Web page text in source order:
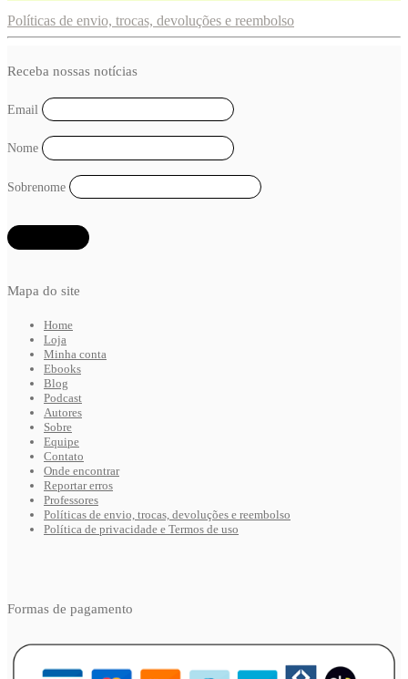
Políticas de envio, trocas, devoluções e reembolso
Mapa do site
Home
Loja
Minha conta
Ebooks
Blog
Podcast
Autores
Sobre
Equipe
Contato
Onde encontrar
Reportar erros
Professores
Políticas de envio, trocas, devoluções e reembolso
Política de privacidade e Termos de uso
Receba nossas notícias
Email
Nome
Sobrenome
Formas de pagamento